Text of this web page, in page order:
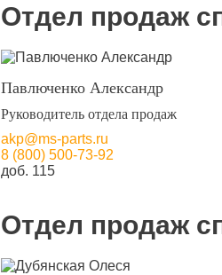
Отдел продаж
Павлюченко Александр
Руководитель отдела продаж
akp@ms-parts.ru
8 (800) 500-73-92
доб. 115
Отдел продаж